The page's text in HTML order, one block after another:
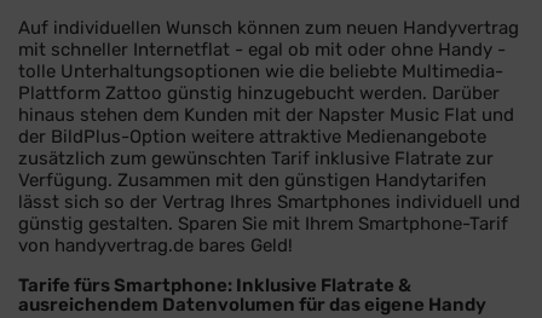
Auf individuellen Wunsch können zum neuen Handyvertrag
mit schneller Internetflat - egal ob mit oder ohne Handy -
tolle Unterhaltungsoptionen wie die beliebte Multimedia-
Plattform Zattoo günstig hinzugebucht werden. Darüber
hinaus stehen dem Kunden mit der Napster Music Flat und
der BildPlus-Option weitere attraktive Medienangebote
zusätzlich zum gewünschten Tarif inklusive Flatrate zur
Verfügung. Zusammen mit den günstigen Handytarifen
lässt sich so der Vertrag Ihres Smartphones individuell und
günstig gestalten. Sparen Sie mit Ihrem Smartphone-Tarif
von handyvertrag.de bares Geld!
Tarife fürs Smartphone: Inklusive Flatrate &
ausreichendem Datenvolumen für das eigene Handy